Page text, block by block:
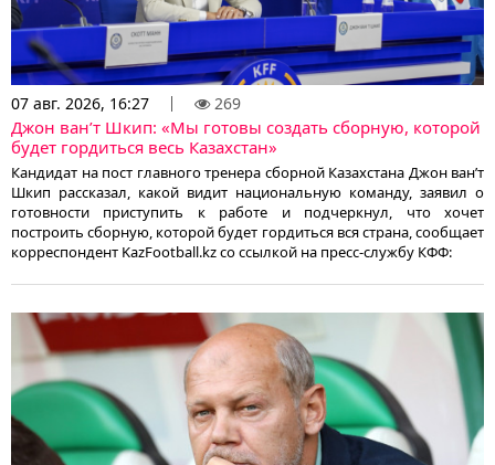
07 авг. 2026, 16:27 269
Джон ван’т Шкип: «Мы готовы создать сборную, которой
будет гордиться весь Казахстан»
Кандидат на пост главного тренера сборной Казахстана Джон ван’т
Шкип рассказал, какой видит национальную команду, заявил о
готовности приступить к работе и подчеркнул, что хочет
построить сборную, которой будет гордиться вся страна, сообщает
корреспондент KazFootball.kz со ссылкой на пресс-службу КФФ: